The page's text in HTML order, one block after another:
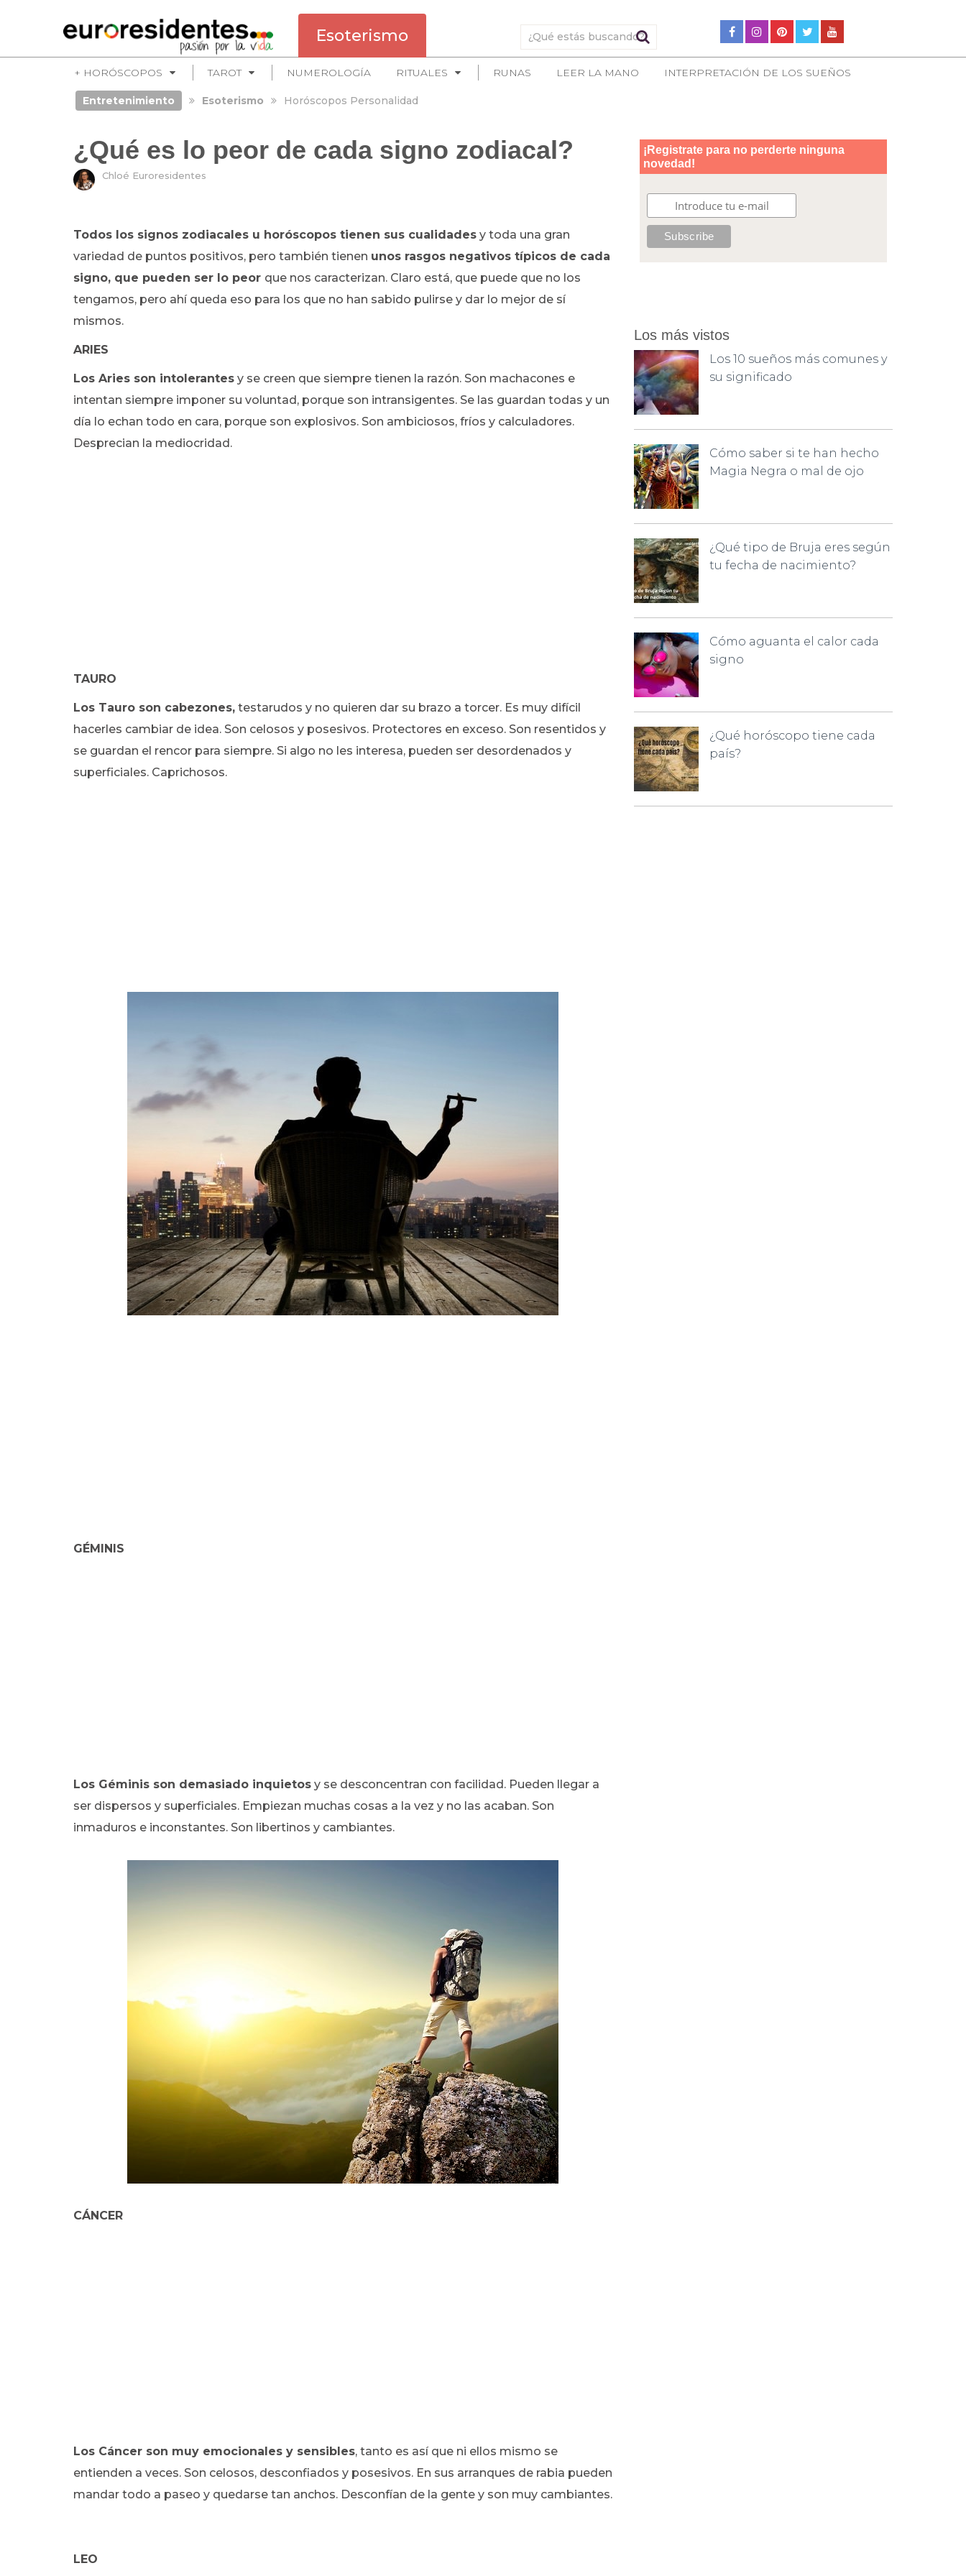
Esoterismo
+ HORÓSCOPOS TAROT NUMEROLOGÍA RITUALES RUNAS LEER LA MANO INTERPRETACIÓN DE LOS SUEÑOS
Entretenimiento Esoterismo Horóscopos Personalidad
¿Qué es lo peor de cada signo zodiacal?
Chloé Euroresidentes
Todos los signos zodiacales u horóscopos tienen sus cualidades y toda una gran
variedad de puntos positivos, pero también tienen unos rasgos negativos típicos de cada
signo, que pueden ser lo peor que nos caracterizan. Claro está, que puede que no los
tengamos, pero ahí queda eso para los que no han sabido pulirse y dar lo mejor de sí
mismos.
ARIES
Los Aries son intolerantes y se creen que siempre tienen la razón. Son machacones e
intentan siempre imponer su voluntad, porque son intransigentes. Se las guardan todas y un
día lo echan todo en cara, porque son explosivos. Son ambiciosos, fríos y calculadores.
Desprecian la mediocridad.
TAURO
Los Tauro son cabezones, testarudos y no quieren dar su brazo a torcer. Es muy difícil
hacerles cambiar de idea. Son celosos y posesivos. Protectores en exceso. Son resentidos y
se guardan el rencor para siempre. Si algo no les interesa, pueden ser desordenados y
superficiales. Caprichosos.
GÉMINIS
Los Géminis son demasiado inquietos y se desconcentran con facilidad. Pueden llegar a
ser dispersos y superficiales. Empiezan muchas cosas a la vez y no las acaban. Son
inmaduros e inconstantes. Son libertinos y cambiantes.
CÁNCER
Los Cáncer son muy emocionales y sensibles, tanto es así que ni ellos mismo se
entienden a veces. Son celosos, desconfiados y posesivos. En sus arranques de rabia pueden
mandar todo a paseo y quedarse tan anchos. Desconfían de la gente y son muy cambiantes.
LEO
Los más vistos
Los 10 sueños más comunes y
su significado
Cómo saber si te han hecho
Magia Negra o mal de ojo
¿Qué tipo de Bruja eres según
tu fecha de nacimiento?
Cómo aguanta el calor cada
signo
¿Qué horóscopo tiene cada
país?